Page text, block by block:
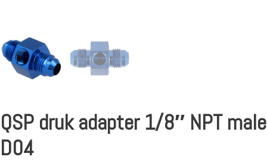
QSP druk adapter 1/8″ NPT male
D04